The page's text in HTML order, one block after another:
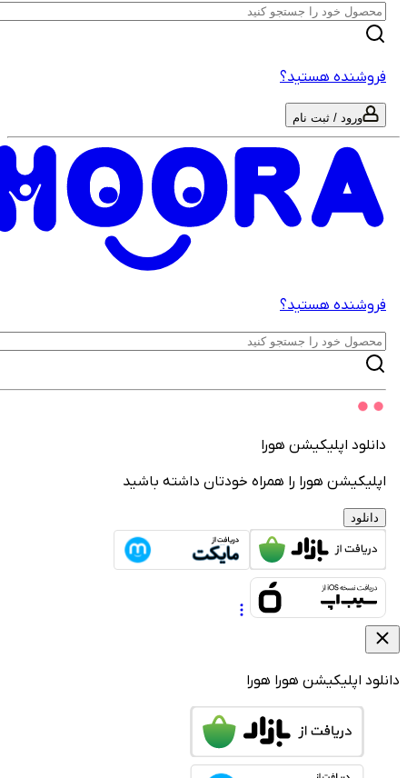
هستید؟
ورود / ثبت نام
هستید؟
اپلیکیشن هورا
هورا را همراه خودتان داشته باشید
دانلود
اپلیکیشن هوراهورا